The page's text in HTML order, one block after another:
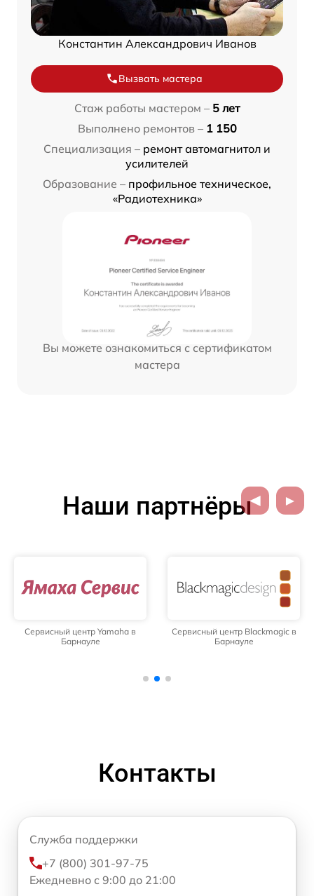
Константин Александрович Иванов
Вызвать мастера
Стаж работы мастером – 5 лет
Выполнено ремонтов – 1 150
Специализация – ремонт автомагнитол и
усилителей
Образование – профильное техническое,
«Радиотехника»
Вы можете ознакомиться с сертификатом
мастера
Наши партнёры
Сервисный центр Yamaha в
Барнауле
Сервисный центр Blackmagic в
Барнауле
Контакты
Служба поддержки
+7 (800) 301-97-75
Ежедневно с 9:00 до 21:00